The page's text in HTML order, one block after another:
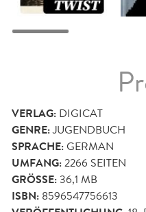
VERLAG: DIGICAT
GENRE:JUGENDBUCH
SPRACHE:GERMAN
UMFANG:2266 SEITEN
GRÖSSE: 36,1 MB
ISBN: 8596547756613